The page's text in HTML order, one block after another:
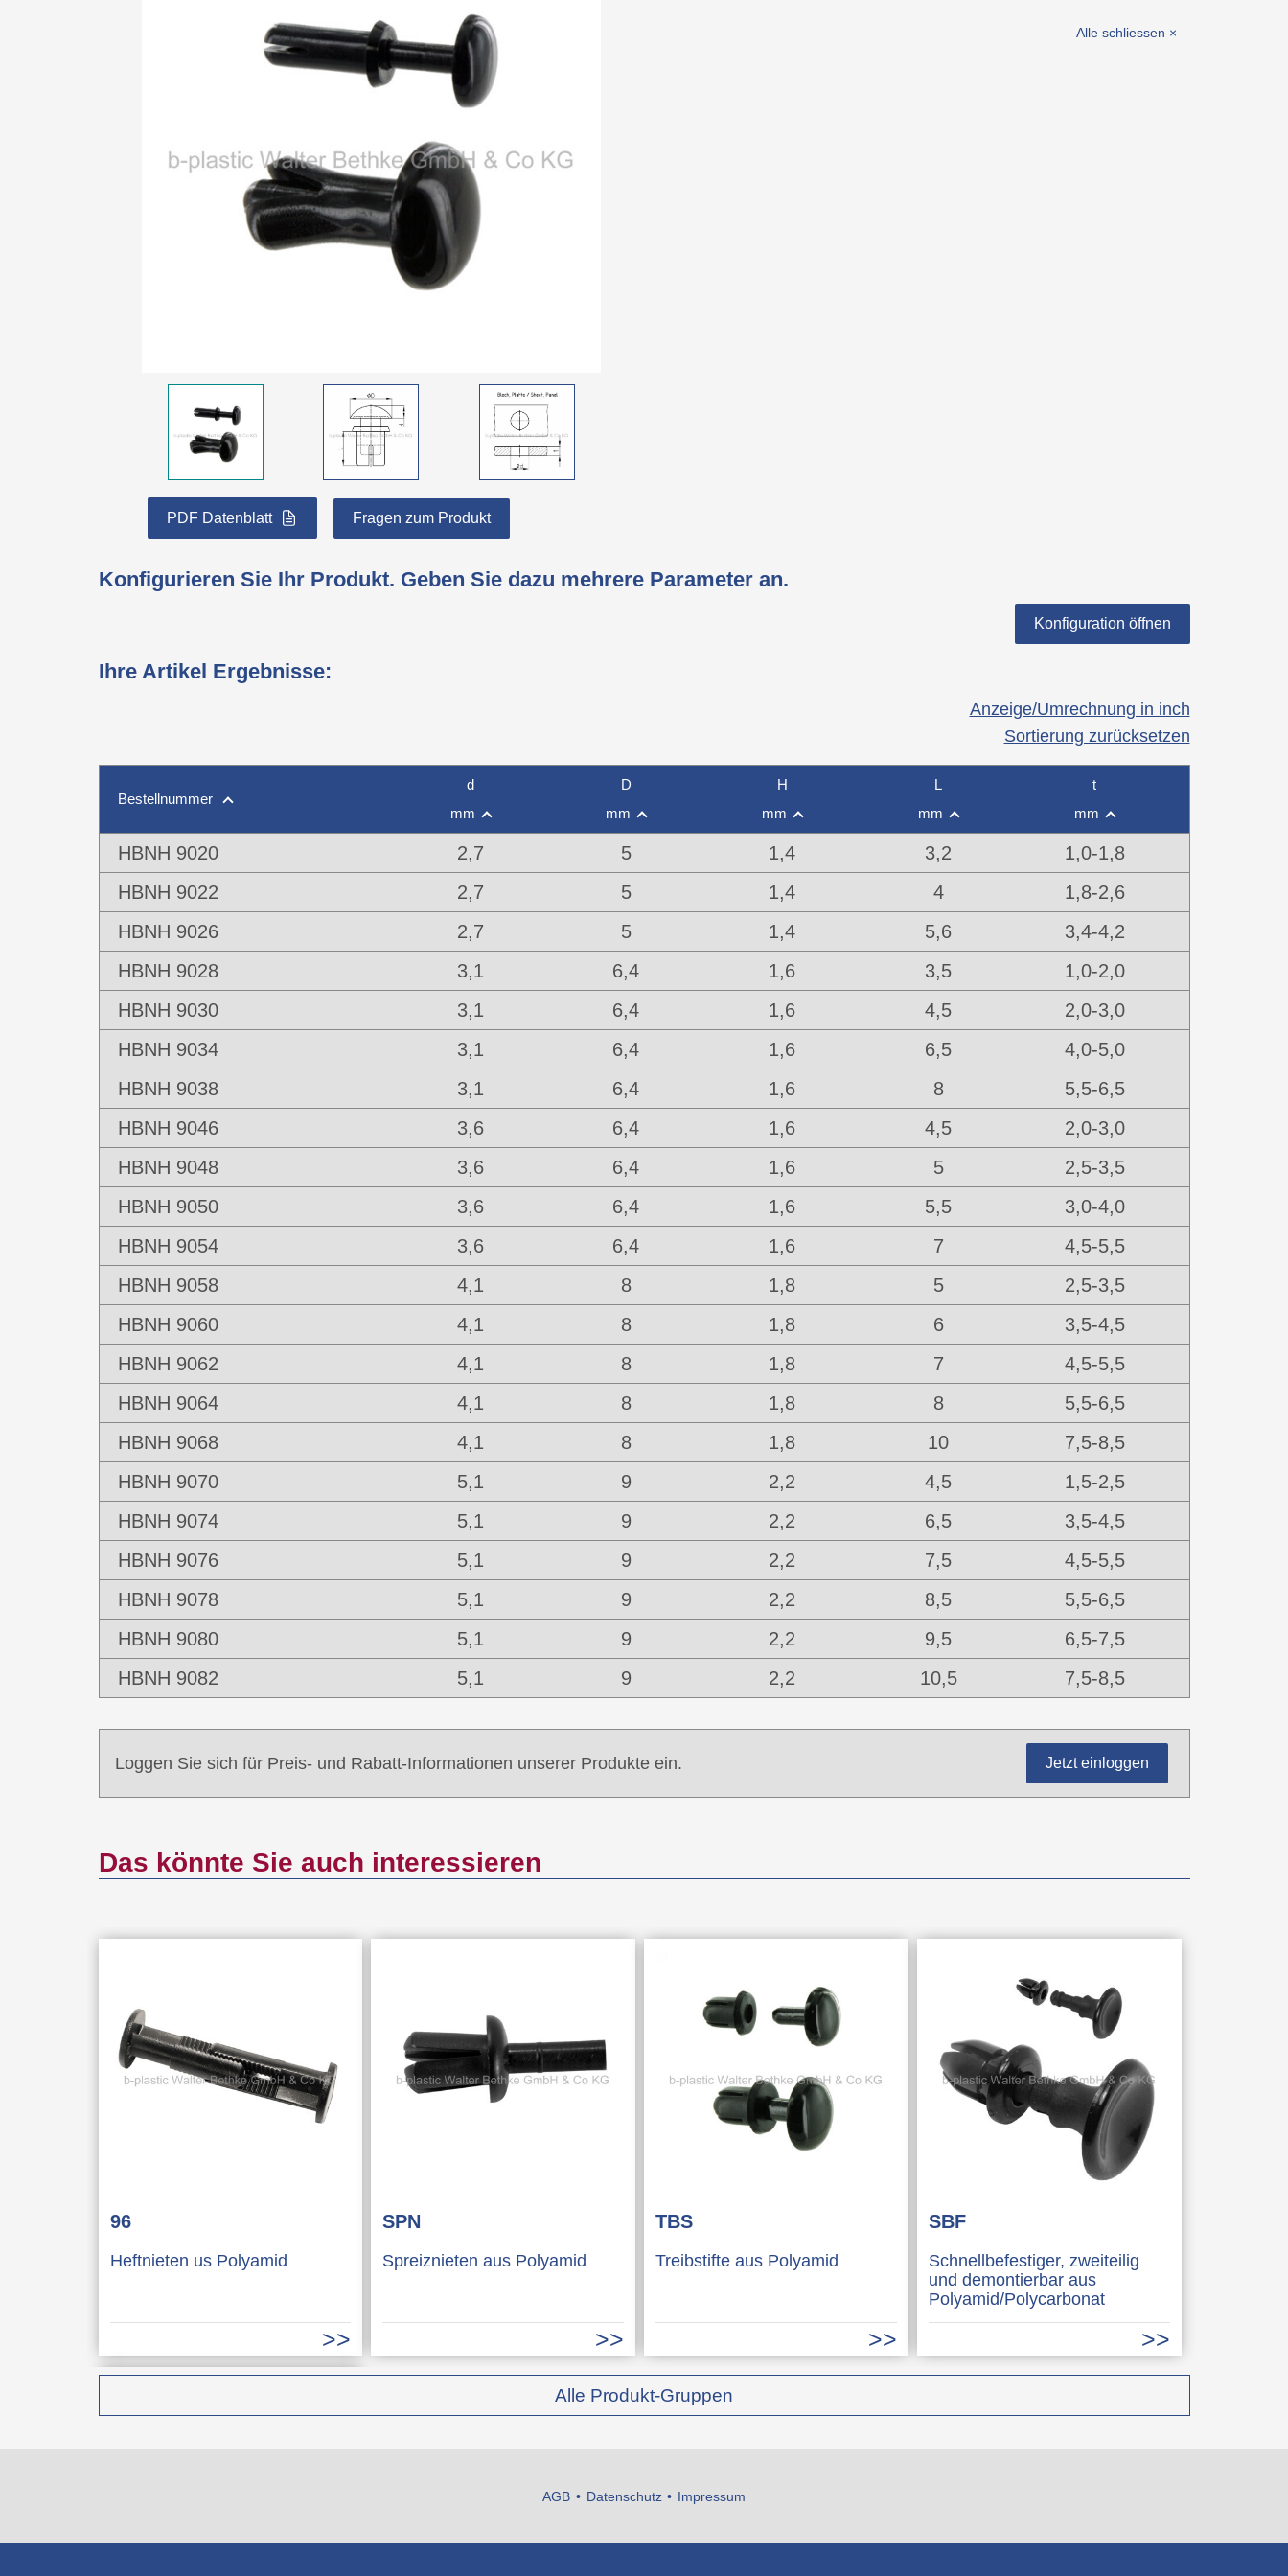
PDF Datenblatt Fragen zum Produkt
Alle schliessen ×
Konfigurieren Sie Ihr Produkt. Geben Sie dazu mehrere Parameter an.
Konfiguration öffnen
Ihre Artikel Ergebnisse:
Anzeige/Umrechnung in inch
Sortierung zurücksetzen
Bestellnummer
d
mm
D
mm
H
mm
L
mm
t
mm
HBNH 9020 2,7 5 1,4 3,2
1,0-1,8
HBNH 9022
2,7 5 1,4 4
1,8-2,6
HBNH 9026
2,7 5 1,4 5,6
3,4-4,2
HBNH 9028
3,1 6,4 1,6 3,5
1,0-2,0
HBNH 9030
3,1 6,4 1,6 4,5
2,0-3,0
HBNH 9034
3,1 6,4 1,6 6,5
4,0-5,0
HBNH 9038
3,1 6,4 1,6 8
5,5-6,5
HBNH 9046
3,6 6,4 1,6 4,5
2,0-3,0
HBNH 9048
3,6 6,4 1,6 5
2,5-3,5
HBNH 9050
3,6 6,4 1,6 5,5
3,0-4,0
HBNH 9054
3,6 6,4 1,6 7
4,5-5,5
HBNH 9058
4,1 8 1,8 5
2,5-3,5
HBNH 9060
4,1 8 1,8 6
3,5-4,5
HBNH 9062
4,1 8 1,8 7
4,5-5,5
HBNH 9064
4,1 8 1,8 8
5,5-6,5
HBNH 9068
4,1 8 1,8 10
7,5-8,5
HBNH 9070
5,1 9 2,2 4,5
1,5-2,5
HBNH 9074
5,1 9 2,2 6,5
3,5-4,5
HBNH 9076
5,1 9 2,2 7,5
4,5-5,5
HBNH 9078
5,1 9 2,2 8,5
5,5-6,5
HBNH 9080
5,1 9 2,2 9,5
6,5-7,5
HBNH 9082
5,1 9 2,2 10,5 7,5-8,5
Loggen Sie sich für Preis- und Rabatt-Informationen unserer Produkte ein. Jetzt einloggen
Das könnte Sie auch interessieren
96
Heftnieten us Polyamid
SPN
Spreiznieten aus Polyamid
TBS
Treibstifte aus Polyamid
SBF
Schnellbefestiger, zweiteilig
und demontierbar aus
Polyamid/Polycarbonat
Alle Produkt-Gruppen
AGB Datenschutz Impressum